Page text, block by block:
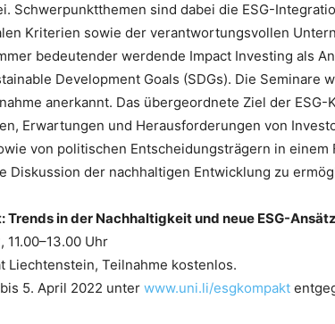
Schwerpunktthemen sind dabei die ESG-
Kriterien sowie der verantwortungsvollen
bedeutender werdende Impact Investing als
Development Goals (SDGs). Die Seminare
anerkannt. Das übergeordnete Ziel der ESG-
Erwartungen und Herausforderungen von
von politischen Entscheidungsträgern in einem
Diskussion der nachhaltigen Entwicklung zu
Trends in der Nachhaltigkeit und neue ESG-
Uhr
Liechtenstein, Teilnahme kostenlos.
5. April 2022 unter www.uni.li/esgkompakt